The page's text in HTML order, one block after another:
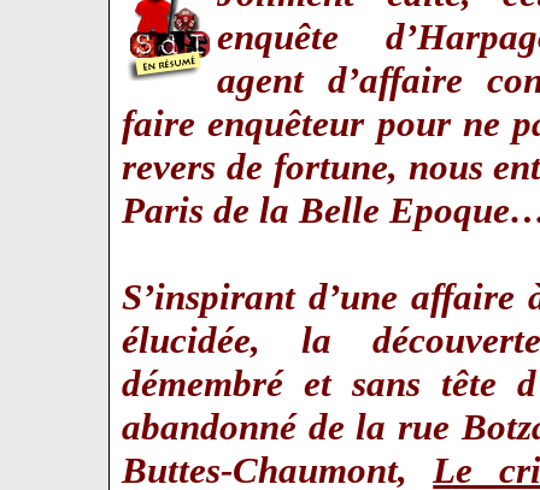
enquête
agent d’affaire
faire enquêteur pour ne
revers de fortune, nous
Paris de la Belle
S’inspirant d’une affaire
élucidée, la
démembré et sans tête
abandonné de la rue
Buttes-Chaumont,Le